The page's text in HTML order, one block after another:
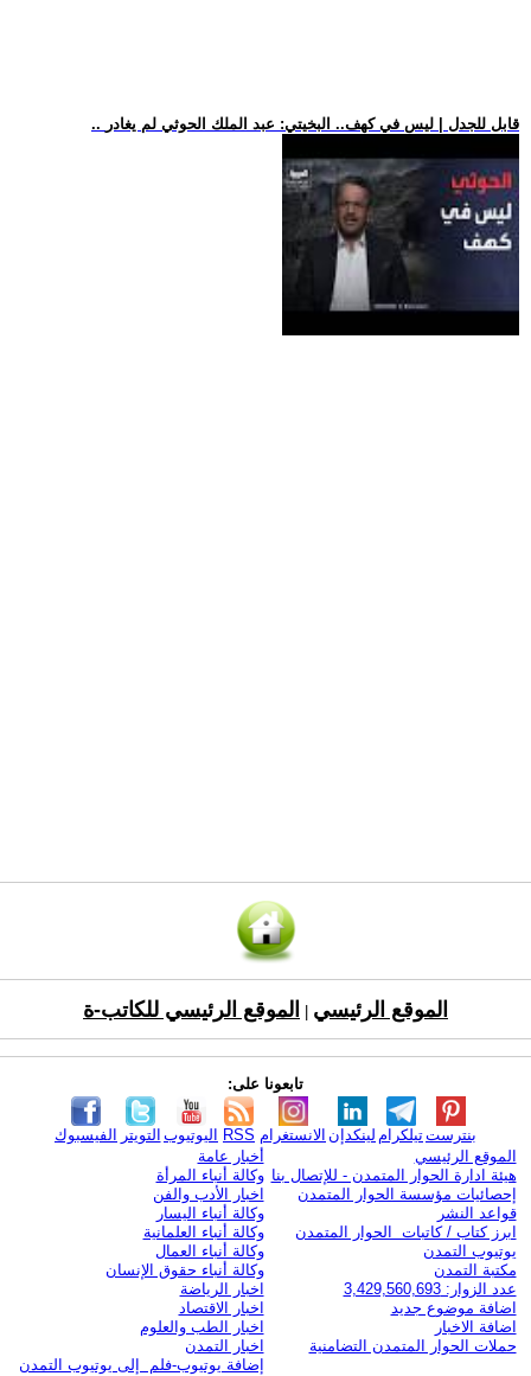
.. قابل للجدل | ليس في كهف.. البخيتي: عبد الملك الحوثي لم يغادر
الموقع الرئيسي الموقع الرئيسي للكاتب-ة
تابعونا على:
الفيسبوك التويتر اليوتيوب RSS الانستغرام لينكدإن تيلكرامبنترست
الموقع الرئيسي
هيئة ادارة الحوار المتمدن - للإتصال بنا
إحصائيات مؤسسة الحوار المتمدن
قواعد النشر
ابرز كتاب / كاتبات الحوار المتمدن
يوتيوب التمدن
مكتبة التمدن
عدد الزوار: 3,429,560,693
اضافة موضوع جديد
اضافة الاخبار
حملات الحوار المتمدن التضامنية
أخبار عامة
وكالة أنباء المرأة
اخبار الأدب والفن
وكالة أنباء اليسار
وكالة أنباء العلمانية
وكالة أنباء العمال
وكالة أنباء حقوق الإنسان
اخبار الرياضة
اخبار الاقتصاد
اخبار الطب والعلوم
اخبار التمدن
إضافة يوتيوب-فلم إلى يوتيوب التمدن